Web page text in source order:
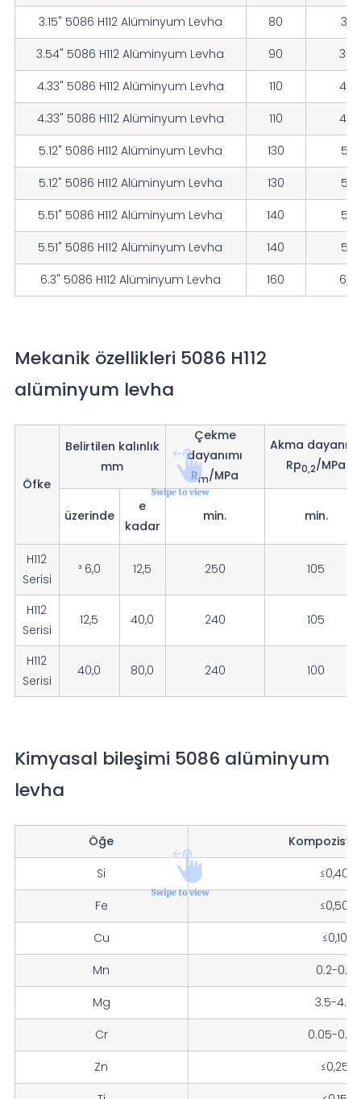
3.15" 5086 H112 Alüminyum Levha
80
3.15
3.54" 5086 H112 Alüminyum Levha
90
4.33" 5086 H112 Alüminyum Levha
110
4.33" 5086 H112 Alüminyum Levha
110
5.12" 5086 H112 Alüminyum Levha
130
5.12
5.12" 5086 H112 Alüminyum Levha
130
5.12
5.51" 5086 H112 Alüminyum Levha
140
5.51
5.51" 5086 H112 Alüminyum Levha
140
5.51
6.3" 5086 H112 Alüminyum Levha
160
Mekanik özellikleri 5086 H112
alüminyum levha
Öfke
Belirtilen kalınlık
mm
Çekme
dayanımı
Rm/MPa
Akma
Rp0,2/MPa
üzerinde
e
kadar
min. min.
H112
Serisi
³ 6,0 12,5 250 105
H112
Serisi
12,5 40,0 240 105
H112
Serisi
40,0 80,0 240 100
Kimyasal bileşimi 5086 alüminyum
levha
Öğe
Si
≤0,40
Fe
≤0,50
Cu
≤0,10
Mn
0.2-0.7
Mg
3.5-4.5
Cr
0.05-0.25
Zn
≤0,25